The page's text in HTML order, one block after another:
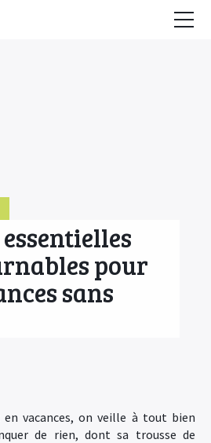
pour
sans
vacances, on veille à tout bien
de rien, dont sa trousse de